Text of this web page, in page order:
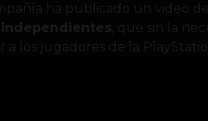
ha publicado un video
, que sin la
a los jugadores de la